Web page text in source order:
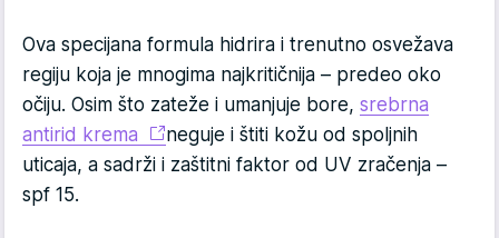
Ova specijana formula hidrira i trenutno osvežava
regiju koja je mnogima najkritičnija – predeo oko
očiju. Osim što zateže i umanjuje bore, srebrna
antirid krema
neguje i štiti kožu od spoljnih
uticaja, a sadrži i zaštitni faktor od UV zračenja –
spf 15.